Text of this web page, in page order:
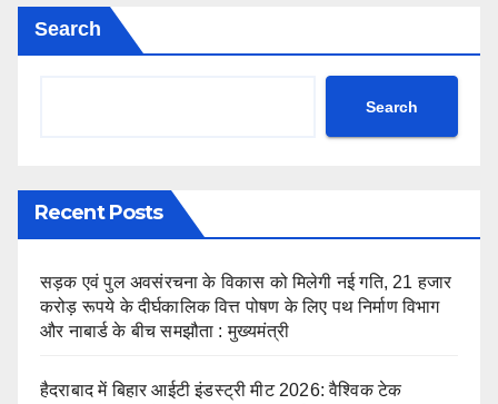
Search
Search
Recent Posts
सड़क एवं पुल अवसंरचना के विकास को मिलेगी नई गति, 21 हजार
करोड़ रूपये के दीर्घकालिक वित्त पोषण के लिए पथ निर्माण विभाग
और नाबार्ड के बीच समझौता : मुख्यमंत्री
हैदराबाद में बिहार आईटी इंडस्ट्री मीट 2026: वैश्विक टेक